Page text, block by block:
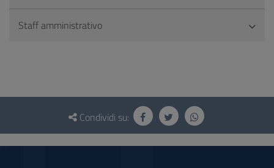
Staff amministrativo
Questionario
social
Condividi su: